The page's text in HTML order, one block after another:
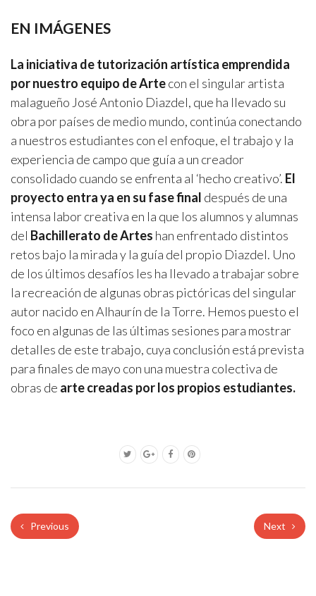
EN IMÁGENES
La iniciativa de tutorización artística emprendida
por nuestro equipo de Artecon el singular artista
malagueño José Antonio Diazdel, que ha llevado su
obra por países de medio mundo, continúa conectando
a nuestros estudiantes con el enfoque, el trabajo y la
experiencia de campo que guía a un creador
consolidado cuando se enfrenta al ‘hecho creativo’. El
proyecto entra ya en su fase final después de una
intensa labor creativa en la que los alumnos y alumnas
del Bachillerato de Artes han enfrentado distintos
retos bajo la mirada y la guía del propio Diazdel. Uno
de los últimos desafíos les ha llevado a trabajar sobre
la recreación de algunas obras pictóricas del singular
autor nacido en Alhaurín de la Torre. Hemos puesto el
foco en algunas de las últimas sesiones para mostrar
detalles de este trabajo, cuya conclusión está prevista
para finales de mayo con una muestra colectiva de
obras de arte creadas por los propios estudiantes.
Previous Next